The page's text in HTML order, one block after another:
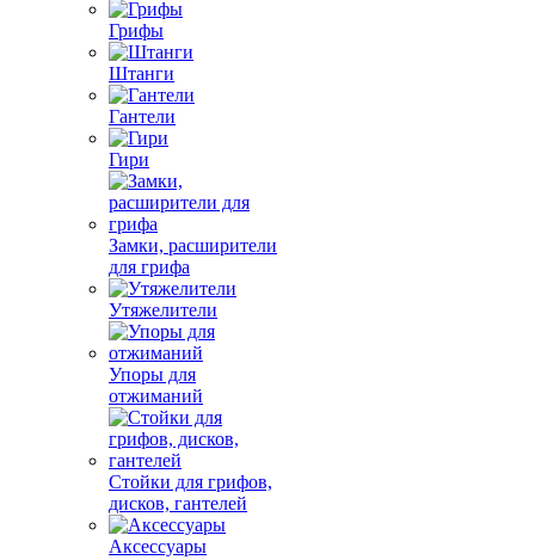
Грифы
Штанги
Гантели
Гири
Замки, расширители
для грифа
Утяжелители
Упоры для
отжиманий
Стойки для грифов,
дисков, гантелей
Аксессуары